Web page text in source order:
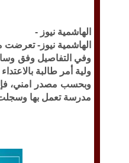
الهاشمية نيوز -
الهاشمية نيوز- تعرضت
وفي التفاصيل وفق
ولية أمر طالبة
وبحسب مصدر امني،
مدرسة تعمل بها